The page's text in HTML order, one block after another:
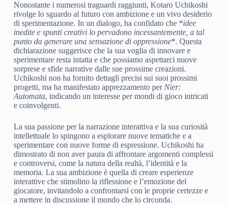
Nonostante i numerosi traguardi raggiunti, Kotaro Uchikoshi
rivolge lo sguardo al futuro con ambizione e un vivo desiderio
di sperimentazione. In un dialogo, ha confidato che *idee
inedite e spunti creativi lo pervadono incessantemente, a tal
punto da generare una sensazione di oppressione*. Questa
dichiarazione suggerisce che la sua voglia di innovare e
sperimentare resta intatta e che possiamo aspettarci nuove
sorprese e sfide narrative dalle sue prossime creazioni.
Uchikoshi non ha fornito dettagli precisi sui suoi prossimi
progetti, ma ha manifestato apprezzamento perNier:
Automata, indicando un interesse per mondi di gioco intricati
e coinvolgenti.
La sua passione per la narrazione interattiva e la sua curiosità
intellettuale lo spingono a esplorare nuove tematiche e a
sperimentare con nuove forme di espressione. Uchikoshi ha
dimostrato di non aver paura di affrontare argomenti complessi
e controversi, come la natura della realtà, l’identità e la
memoria. La sua ambizione è quella di creare esperienze
interattive che stimolino la riflessione e l’emozione del
giocatore, invitandolo a confrontarsi con le proprie certezze e
a mettere in discussione il mondo che lo circonda.